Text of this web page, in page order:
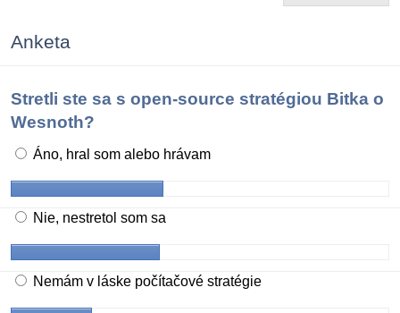
Anketa
Stretli ste sa s open-source stratégiou Bitka o
Wesnoth?
Áno, hral som alebo hrávam
Nie, nestretol som sa
Nemám v láske počítačové stratégie